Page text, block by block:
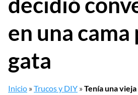
en una cama
gata
Inicio »Trucos y DIY »Tenía una